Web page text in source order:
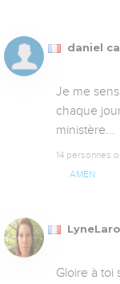
daniel
Je me
chaque
ministère...
14 personnes
AMEN
Gloire à toi